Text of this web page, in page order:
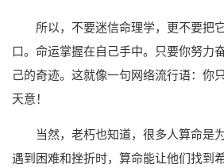
所以，不要迷信命理学，更不要把
口。命运掌握在自己手中。只要你努力
己的奇迹。这就像一句网络流行语：你
天意！
当然，老朽也知道，很多人算命是
遇到困难和挫折时，算命能让他们找到